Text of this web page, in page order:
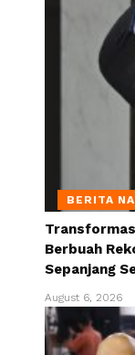
BERITA
Berbuah
Sepanjang
August 6, 2026